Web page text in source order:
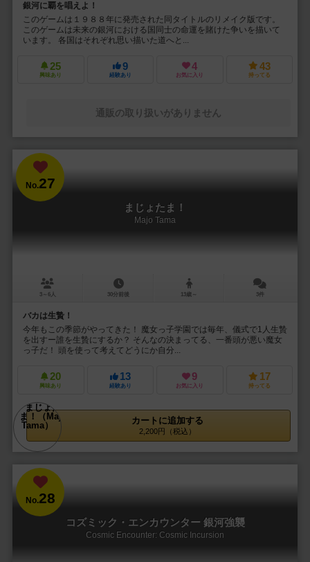
銀河に覇を唱えよ！
このゲームは１９８８年に発売された同タイトルのリメイク版です。
このゲームは未来の銀河における国同士の命運を賭けた争いを描いて
います。 各国はそれぞれ思い描いた道へと...
25
興味あり
9
経験あり
4
お気に入り
43
持ってる
通販の取り扱いがありません
No.27
まじょたま！
Majo Tama
3～6人 30分前後 13歳～ 3件
バカは生贄！
今年もこの季節がやってきた！ 魔女っ子学園では毎年、儀式で1人生贄
を出すー誰を生贄にするか？ そんなの決まってる、一番頭が悪い魔女
っ子だ！ 頭を使って考えてどうにか自分...
20
興味あり
13
経験あり
9
お気に入り
17
持ってる
カートに追加する
2,200円（税込）
No.28
コズミック・エンカウンター 銀河強襲
Cosmic Encounter: Cosmic Incursion